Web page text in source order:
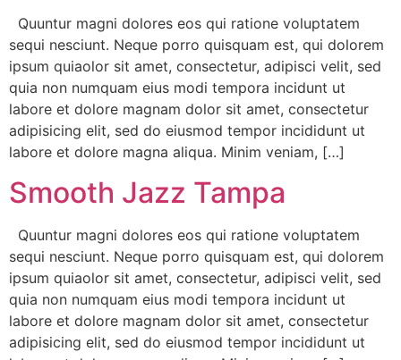
Quuntur magni dolores eos qui ratione voluptatem
sequi nesciunt. Neque porro quisquam est, qui dolorem
ipsum quiaolor sit amet, consectetur, adipisci velit, sed
quia non numquam eius modi tempora incidunt ut
labore et dolore magnam dolor sit amet, consectetur
adipisicing elit, sed do eiusmod tempor incididunt ut
labore et dolore magna aliqua. Minim veniam, […]
Smooth Jazz Tampa
Quuntur magni dolores eos qui ratione voluptatem
sequi nesciunt. Neque porro quisquam est, qui dolorem
ipsum quiaolor sit amet, consectetur, adipisci velit, sed
quia non numquam eius modi tempora incidunt ut
labore et dolore magnam dolor sit amet, consectetur
adipisicing elit, sed do eiusmod tempor incididunt ut